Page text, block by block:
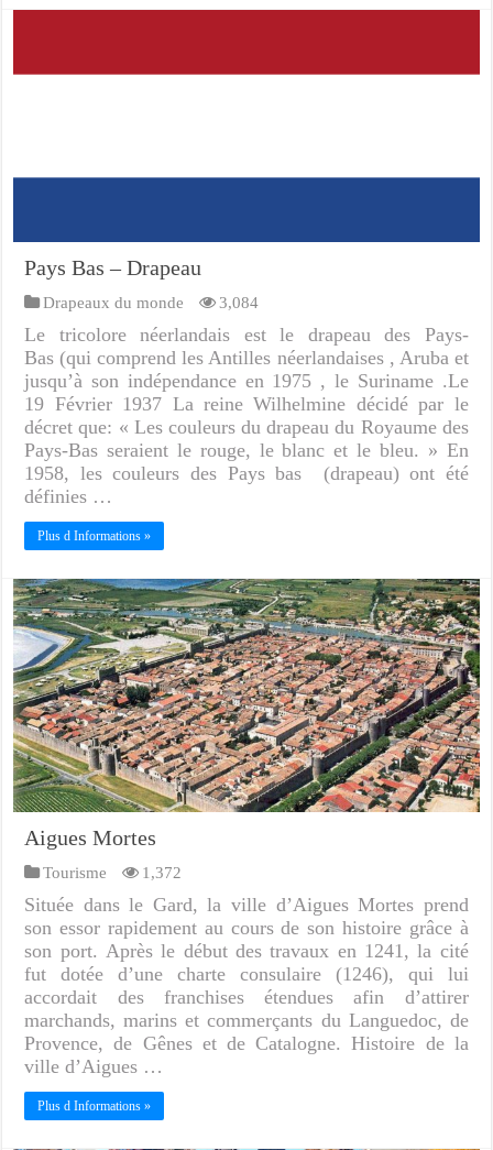
Pays Bas – Drapeau
Drapeaux du monde 3,084
Le tricolore néerlandais est le drapeau des Pays-
Bas (qui comprend les Antilles néerlandaises , Aruba et
jusqu’à son indépendance en 1975 , le Suriname .Le
19 Février 1937 La reine Wilhelmine décidé par le
décret que: « Les couleurs du drapeau du Royaume des
Pays-Bas seraient le rouge, le blanc et le bleu. » En
1958, les couleurs des Pays bas (drapeau) ont été
définies …
Plus d Informations »
Aigues Mortes
Tourisme 1,372
Située dans le Gard, la ville d’Aigues Mortes prend
son essor rapidement au cours de son histoire grâce à
son port. Après le début des travaux en 1241, la cité
fut dotée d’une charte consulaire (1246), qui lui
accordait des franchises étendues afin d’attirer
marchands, marins et commerçants du Languedoc, de
Provence, de Gênes et de Catalogne. Histoire de la
ville d’Aigues …
Plus d Informations »